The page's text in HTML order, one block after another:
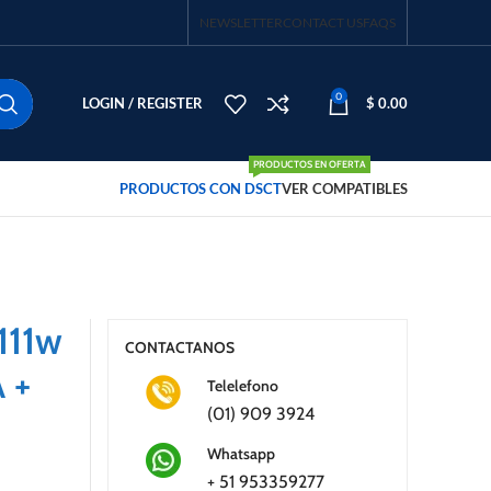
NEWSLETTERCONTACT USFAQS
LOGIN / REGISTER 0 $ 0.00
PRODUCTOS CON DSCT
PRODUCTOS EN OFERTA
VER COMPATIBLES
+
CONTACTANOS
Telelefono
(01) 909 3924
Whatsapp
+ 51 953359277